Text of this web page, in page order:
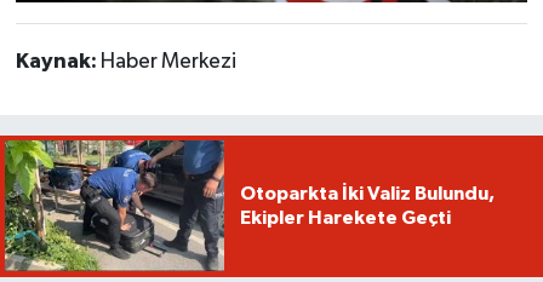
Kaynak: Haber Merkezi
Otoparkta İki Valiz Bulundu,
Ekipler Harekete Geçti